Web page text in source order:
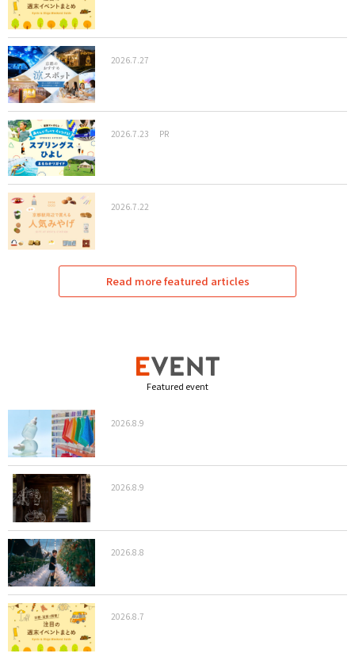
2026.7.27
2026.7.23 PR
2026.7.22
Read more featured articles
Featured event
2026.8.9
2026.8.9
2026.8.8
2026.8.7